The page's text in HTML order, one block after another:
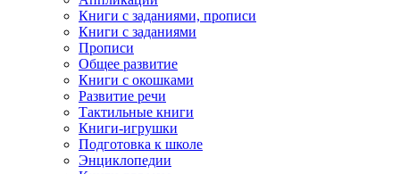
Книги с заданиями, прописи
Книги с заданиями
Прописи
Общее развитие
Книги с окошками
Развитие речи
Тактильные книги
Книги-игрушки
Подготовка к школе
Энциклопедии